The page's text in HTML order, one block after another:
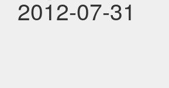
2012-07-31